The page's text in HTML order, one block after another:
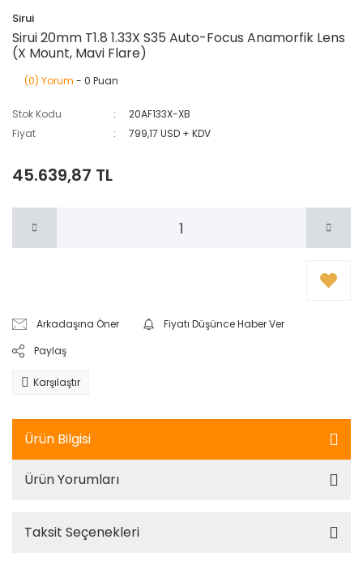
Sirui
Sirui 20mm T1.8 1.33X S35 Auto-Focus Anamorfik Lens
(X Mount, Mavi Flare)
(0) Yorum - 0 Puan
Stok Kodu
20AF133X-XB
Fiyat
799,17 USD + KDV
45.639,87 TL
Arkadaşına Öner
Fiyatı Düşünce Haber Ver
Paylaş
Karşılaştır
Ürün Bilgisi
Ürün Yorumları
Taksit Seçenekleri